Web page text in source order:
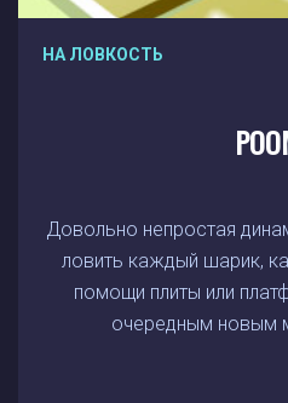
НА ЛОВКОСТЬ
Довольно непростая
ловить каждый шарик,
помощи плиты или
очередным новым